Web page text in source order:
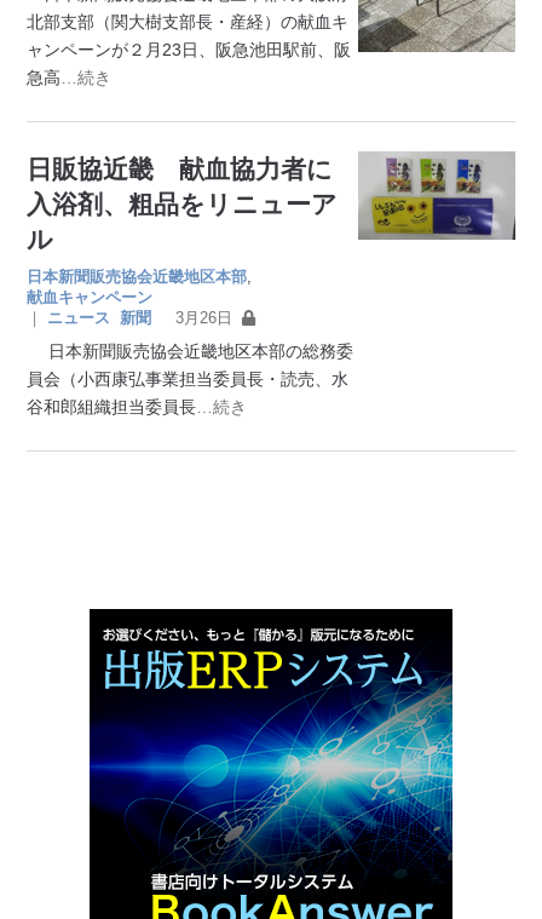
北部支部（関大樹支部長・産経）の献血キ
ャンペーンが２月23日、阪急池田駅前、阪
急高 …続き
日販協近畿 献血協力者に
入浴剤、粗品をリニューア
ル
日本新聞販売協会近畿地区本部
献血キャンペーン
｜
ニュース 新聞 3月26日
日本新聞販売協会近畿地区本部の総務委
員会（小西康弘事業担当委員長・読売、水
谷和郎組織担当委員長 …続き